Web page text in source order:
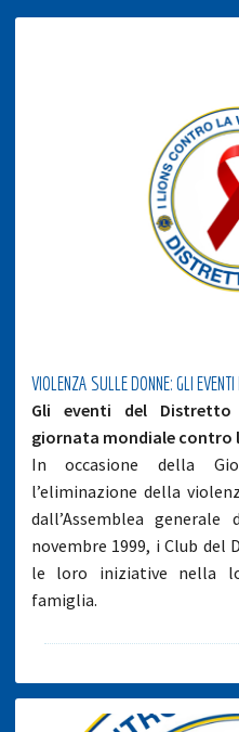
VIOLENZA SULLE DONNE: GLI
Gli eventi del
giornata mondiale contro
In occasione della
l’eliminazione della
dall’Assemblea
novembre 1999, i Club
le loro iniziative nella
famiglia.